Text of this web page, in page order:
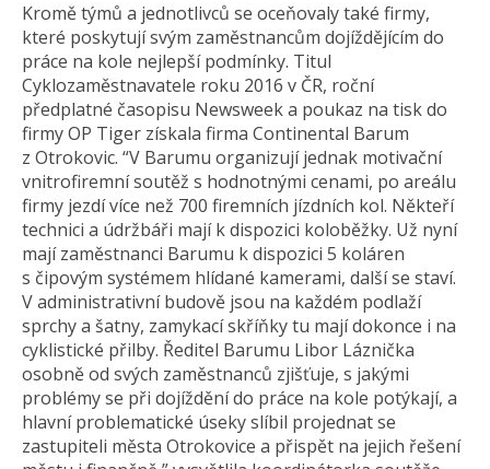
Kromě týmů a jednotlivců se oceňovaly také firmy,
které poskytují svým zaměstnancům dojíždějícím do
práce na kole nejlepší podmínky. Titul
Cyklozaměstnavatele roku 2016 v ČR, roční
předplatné časopisu Newsweek a poukaz na tisk do
firmy OP Tiger získala firma Continental Barum
z Otrokovic. “V Barumu organizují jednak motivační
vnitrofiremní soutěž s hodnotnými cenami, po areálu
firmy jezdí více než 700 firemních jízdních kol. Někteří
technici a údržbáři mají k dispozici koloběžky. Už nyní
mají zaměstnanci Barumu k dispozici 5 koláren
s čipovým systémem hlídané kamerami, další se staví.
V administrativní budově jsou na každém podlaží
sprchy a šatny, zamykací skříňky tu mají dokonce i na
cyklistické přilby. Ředitel Barumu Libor Láznička
osobně od svých zaměstnanců zjišťuje, s jakými
problémy se při dojíždění do práce na kole potýkají, a
hlavní problematické úseky slíbil projednat se
zastupiteli města Otrokovice a přispět na jejich řešení